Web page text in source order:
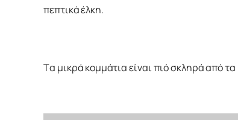
πεπτικά έλκη.
Τα μικρά κομμάτια είναι πιό σκληρά από τα